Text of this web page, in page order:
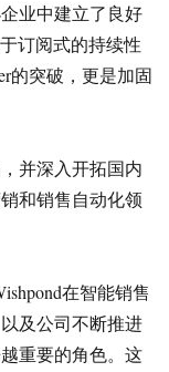
业中建立了良好
订阅式的持续性
的突破，更是加固
并深入开拓国内
和销售自动化领
在智能销售
及公司不断推进
重要的角色。这